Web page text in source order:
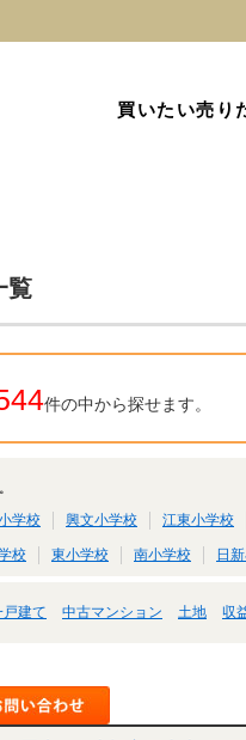
買いたい売り
覧
件の中から探せます。
学校 興文小学校 江東小学校
校 東小学校 南小学校 日
建て 中古マンション 土地 収